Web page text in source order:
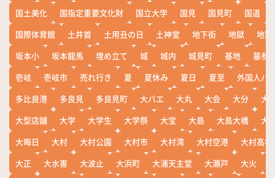
国土美化
国指定重要文化財 国立大学 国見 国見町 国道
国際体育館
土井首 土用丑の日 土神堂 地下街 地獄
地獄
坂本小
坂本龍馬 埋め立て 城 城内 城見町 基地
墓参
壱岐
壱岐市 売れ行き 夏 夏休み 夏日 夏至
外国人バ
多比良港
多良見 多良見町 大バエ 大丸 大会 大分
大
大型店舗
大学 大学生 大学祭 大宝 大島 大島大橋
大
大晦日
大村 大村公園 大村市 大村湾 大村空港
大村高校
大正
大水害 大波止 大浜町 大浦天主堂 大瀬戸 大火